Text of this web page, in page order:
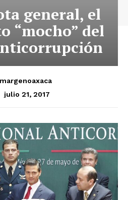
general, el
“mocho” del
julio 21, 2017